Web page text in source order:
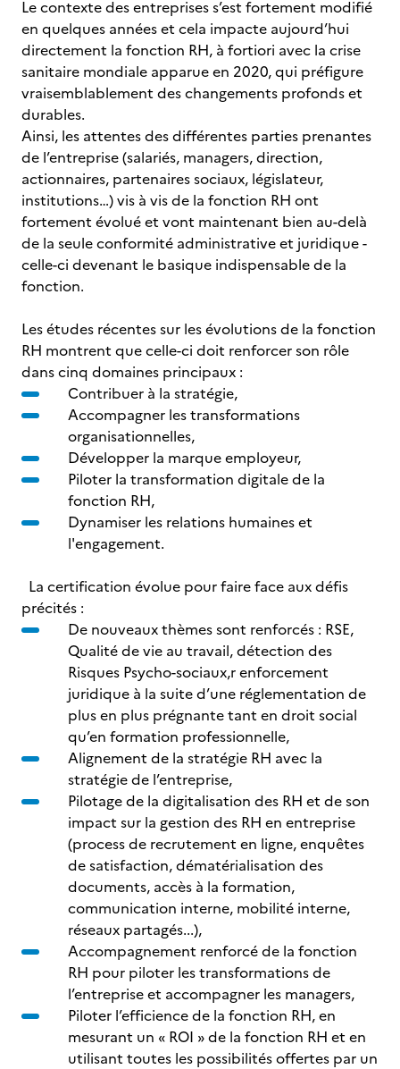
Le contexte des entreprises s’est fortement modifié
en quelques années et cela impacte aujourd’hui
directement la fonction RH, à fortiori avec la crise
sanitaire mondiale apparue en 2020, qui préfigure
vraisemblablement des changements profonds et
durables.
Ainsi, les attentes des différentes parties prenantes
de l’entreprise (salariés, managers, direction,
actionnaires, partenaires sociaux, législateur,
institutions…) vis à vis de la fonction RH ont
fortement évolué et vont maintenant bien au-delà
de la seule conformité administrative et juridique -
celle-ci devenant le basique indispensable de la
fonction.
Les études récentes sur les évolutions de la fonction
RH montrent que celle-ci doit renforcer son rôle
dans cinq domaines principaux :
Contribuer à la stratégie,
Accompagner les transformations
organisationnelles,
Développer la marque employeur,
Piloter la transformation digitale de la
fonction RH,
Dynamiser les relations humaines et
l'engagement.
La certification évolue pour faire face aux défis
précités :
De nouveaux thèmes sont renforcés : RSE,
Qualité de vie au travail, détection des
Risques Psycho-sociaux,r enforcement
juridique à la suite d’une réglementation de
plus en plus prégnante tant en droit social
qu’en formation professionnelle,
Alignement de la stratégie RH avec la
stratégie de l’entreprise,
Pilotage de la digitalisation des RH et de son
impact sur la gestion des RH en entreprise
(process de recrutement en ligne, enquêtes
de satisfaction, dématérialisation des
documents, accès à la formation,
communication interne, mobilité interne,
réseaux partagés...),
Accompagnement renforcé de la fonction
RH pour piloter les transformations de
l’entreprise et accompagner les managers,
Piloter l’efficience de la fonction RH, en
mesurant un « ROI » de la fonction RH et en
utilisant toutes les possibilités offertes par un